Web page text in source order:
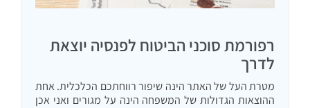
רפורמת סוכני הביטוח לפנסיה יוצאת
לדרך
מטרת העל של האתר הינה שיפור רווחתכם הכלכלית. אחת
ההוצאות הגדולות של המשפחה הינה על מגורים ואני אכן